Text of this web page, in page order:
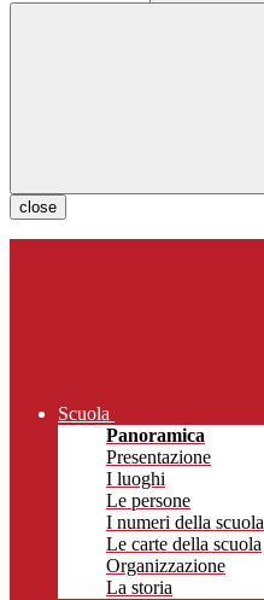
close
Scuola
Panoramica
Presentazione
I luoghi
Le persone
I numeri della scuola
Le carte della scuola
Organizzazione
La storia